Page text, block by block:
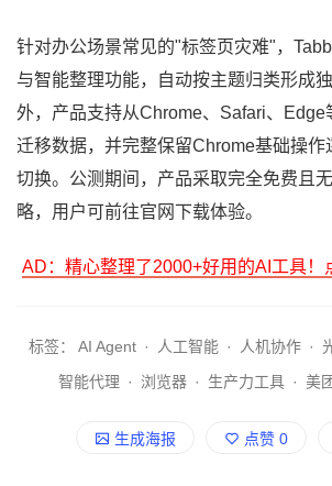
针对办公场景常见的"标签页灾难"，
与智能整理功能，自动按主题归类形成
外，产品支持从Chrome、Safari、Edge
迁移数据，并完整保留Chrome基础操作
切换。公测期间，产品采取完全免费且
略，用户可前往官网下载体验。
AD：精心整理了2000+好用的AI工具！
标签： AI Agent · 人工智能 · 人机协作 ·
智能代理 · 浏览器 · 生产力工具 · 美
生成海报 点赞 0